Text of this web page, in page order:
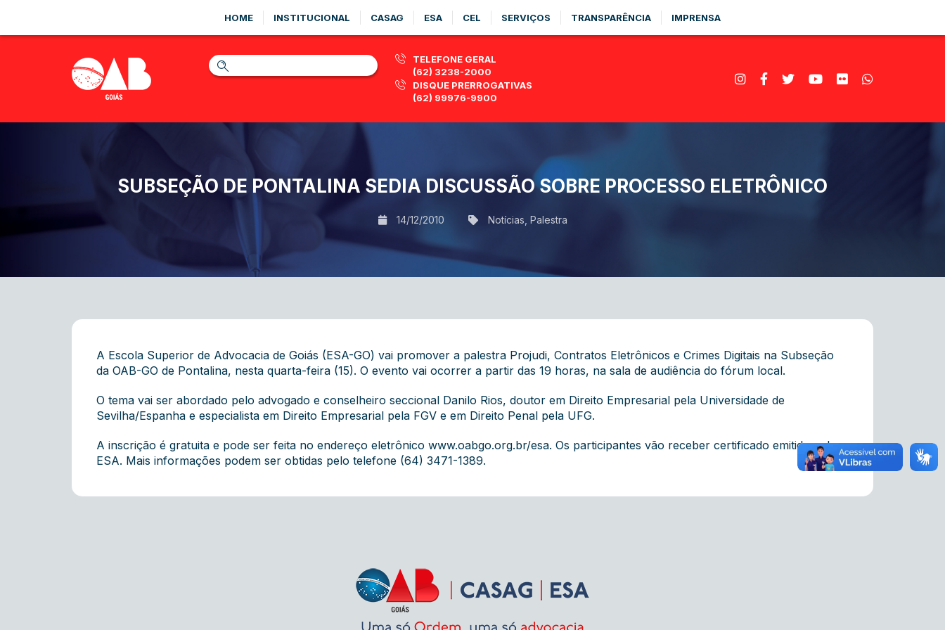
HOME INSTITUCIONAL CASAG ESA CEL SERVIÇOS TRANSPARÊNCIA IMPRENSA
TELEFONE GERAL
(62) 3238-2000
DISQUE PRERROGATIVAS
(62) 99976-9900
SUBSEÇÃO DE PONTALINA SEDIA DISCUSSÃO SOBRE PROCESSO ELETRÔNICO
14/12/2010 Notícias Palestra
A Escola Superior de Advocacia de Goiás (ESA-GO) vai promover a palestra Projudi, Contratos Eletrônicos e Crimes Digitais na Subseção
da OAB-GO de Pontalina, nesta quarta-feira (15). O evento vai ocorrer a partir das 19 horas, na sala de audiência do fórum local.
O tema vai ser abordado pelo advogado e conselheiro seccional Danilo Rios, doutor em Direito Empresarial pela Universidade de
Sevilha/Espanha e especialista em Direito Empresarial pela FGV e em Direito Penal pela UFG.
A inscrição é gratuita e pode ser feita no endereço eletrônico www.oabgo.org.br/esa. Os participantes vão receber certificado emitido pela
ESA. Mais informações podem ser obtidas pelo telefone (64) 3471-1389.